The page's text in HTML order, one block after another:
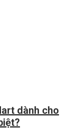
dành cho